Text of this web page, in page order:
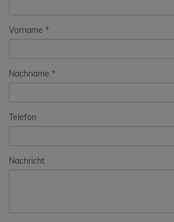
Vorname
Nachname
Telefon
Nachricht